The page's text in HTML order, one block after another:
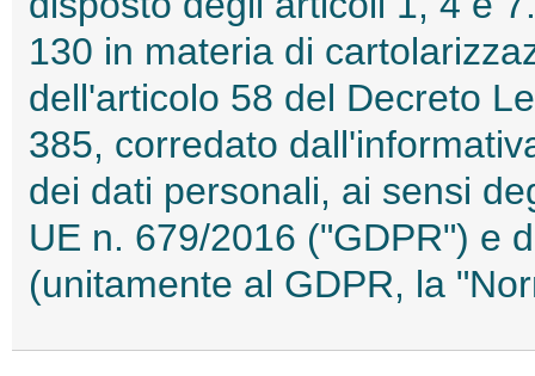
130 in materia di
dell'articolo 58 del Decreto
385, corredato
dei dati personali, ai sensi
UE n. 679/2016 ("GDPR") e
(unitamente al GDPR, la